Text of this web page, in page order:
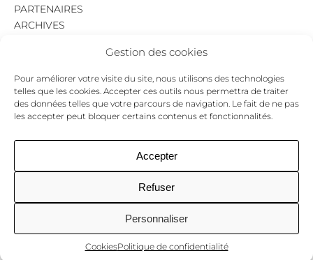
Gestion des cookies
Pour améliorer votre visite du site, nous utilisons des technologies
telles que les cookies. Accepter ces outils nous permettra de traiter
des données telles que votre parcours de navigation. Le fait de ne pas
les accepter peut bloquer certains contenus et fonctionnalités.
Accepter
Refuser
Personnaliser
CookiesPolitique de confidentialité
PARTENAIRES
ARCHIVES
MENTIONS LÉGALES
POLITIQUE DE CONFIDENTIALITÉ
COOKIES
NEWSLETTER
pour ne jamais passer à côté d’un événement.